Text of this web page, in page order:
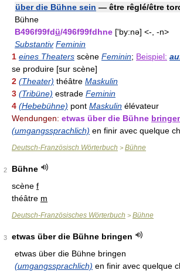
über die Bühne sein — être rêglé/être
Bühne
B496f99fdü/496f99fdhne ['by:nə] <-, -n>
Substantiv Feminin
1 eines Theaters scène Feminin; Beispiel:
se produire [sur scène]
2 (Theater) théâtre Maskulin
3 (Tribüne) estrade Feminin
4 (Hebebühne) pont Maskulin élévateur
Wendungen: etwas über die Bühne
(umgangssprachlich) en finir avec quelque
Deutsch-Französisch Wörterbuch > Bühne
2
Bühne
scène f
théâtre m
Deutsch-Französisches Wörterbuch > Bühne
3
etwas über die Bühne bringen
etwas über die Bühne bringen
(umgangssprachlich) en finir avec quelque